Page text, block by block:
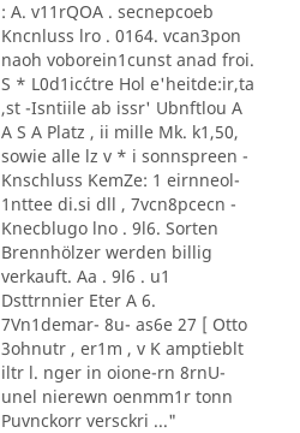
: A. v11rQOA . secnepcoeb
Kncnluss lro . 0164. vcan3pon
naoh voborein1cunst anad froi.
S * L0d1ic´ctre Hol e'heitde:ir,ta
,st -Isntiile ab issr' Ubnftlou A
A S A Platz , ii mille Mk. k1,50,
sowie alle lz v * i sonnspreen -
Knschluss KemZe: 1 eirnneol-
1nttee di.si dll , 7vcn8pcecn -
Knecblugo lno . 9l6. Sorten
Brennhölzer werden billig
verkauft. Aa . 9l6 . u1
Dsttrnnier Eter A 6.
7Vn1demar- 8u- as6e 27 [ Otto
3ohnutr , er1m , v K amptieblt
iltr l. nger in oione-rn 8rnU-
unel nierewn oenmm1r tonn
Puvnckorr versckri ..."